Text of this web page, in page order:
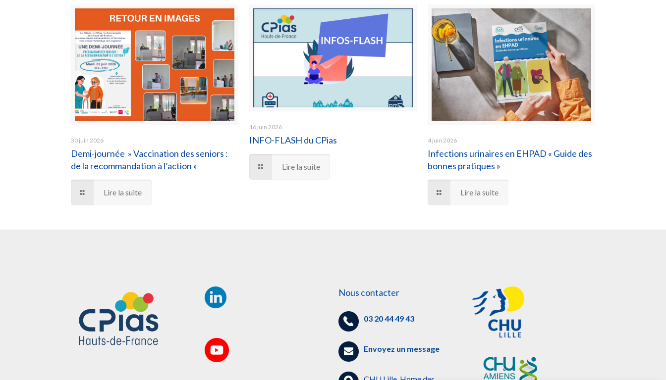
30 juin 2026
Demi-journée » Vaccination des seniors :
de la recommandation à l’action »
Lire la suite
16 juin 2026
INFO-FLASH du CPias
Lire la suite
4 juin 2026
Infections urinaires en EHPAD « Guide des
bonnes pratiques »
Lire la suite
Nous contacter
03 20 44 49 43
Envoyez un message